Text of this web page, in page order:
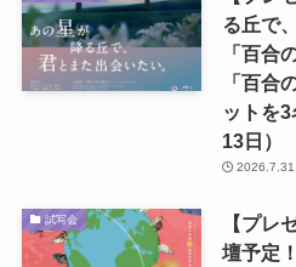
る丘で
「百合
「百合
ットを
13日）
2026.7.31
試写会
【プレ
壇予定